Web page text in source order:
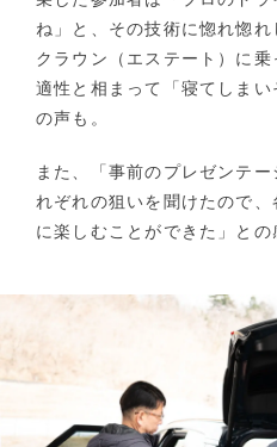
ね」と、その技術に惚れ惚れ
クラウン（エステート）に
適性と相まって「寝てしま
の声も。
また、「事前のプレゼンテ
れぞれの狙いを聞けたので
に楽しむことができた」との